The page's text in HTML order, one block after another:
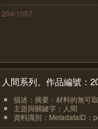
204/1057
人間系列。作品編號：
描述：摘要：材料的無可
主題與關鍵字：人間
資料識別：MetadataID